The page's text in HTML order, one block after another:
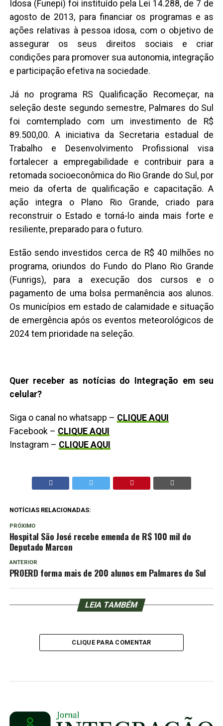
Idosa (Funepi) foi instituído pela Lei 14.288, de 7 de
agosto de 2013, para financiar os programas e as
ações relativas à pessoa idosa, com o objetivo de
assegurar os seus direitos sociais e criar
condições para promover sua autonomia, integração
e participação efetiva na sociedade.
Já no programa RS Qualificação Recomeçar, na
seleção deste segundo semestre, Palmares do Sul
foi comtemplado com um investimento de R$
89.500,00. A iniciativa da Secretaria estadual de
Trabalho e Desenvolvimento Profissional visa
fortalecer a empregabilidade e contribuir para a
retomada socioeconômica do Rio Grande do Sul, por
meio da oferta de qualificação e capacitação. A
ação integra o Plano Rio Grande, criado para
reconstruir o Estado e torná-lo ainda mais forte e
resiliente, preparado para o futuro.
Estão sendo investidos cerca de R$ 40 milhões no
programa, oriundos do Fundo do Plano Rio Grande
(Funrigs), para a execução dos cursos e o
pagamento de uma bolsa permanência aos alunos.
Os municípios em estado de calamidade e situação
de emergência após os eventos meteorológicos de
2024 tem prioridade na seleção.
Quer receber as notícias do Integração em seu
celular?
Siga o canal no whatsapp – CLIQUE AQUI
Facebook – CLIQUE AQUI
Instagram – CLIQUE AQUI
NOTÍCIAS RELACIONADAS:
PRÓXIMO
Hospital São José recebe emenda de R$ 100 mil do
Deputado Marcon
ANTERIOR
PROERD forma mais de 200 alunos em Palmares do Sul
LEIA TAMBÉM
CLIQUE PARA COMENTAR